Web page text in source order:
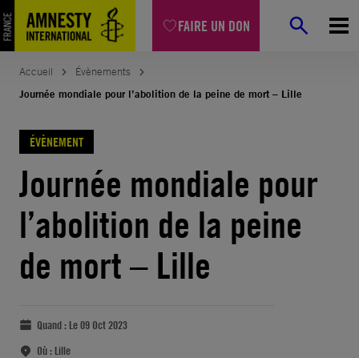
FAIRE UN DON
Accueil
Évènements
Journée mondiale pour l’abolition de la peine de mort – Lille
ÉVÈNEMENT
Journée mondiale pour
l’abolition de la peine
de mort – Lille
Quand : Le 09 Oct 2023
Où : Lille